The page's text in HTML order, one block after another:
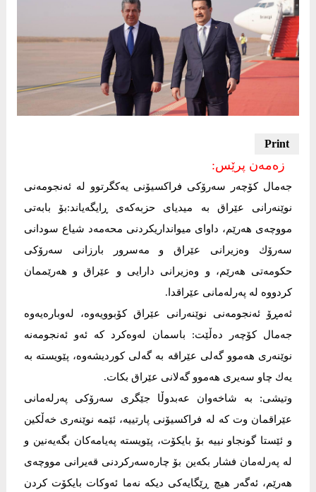
زەمەن پرێس:
جەمال کۆچەر سه‌رۆكى فراكسیۆنى یه‌كگرتوو له‌ ئه‌نجومه‌نى
نوێنه‌رانى عێراق بە میدیای حزبەکەی ڕایگه‌یاند:بۆ بابه‌تى
مووچه‌ى هه‌رێم، داواى میوانداریكردنى محەمەد شیاع سودانی
سه‌رۆك وه‌زیرانى عێراق و مەسرور بارزانی سەرۆکی
حکومەتی هه‌رێم، و وه‌زیرانى دارایى و عێراق و هه‌رێممان
كردووه‌ له‌ په‌رله‌مانى عێراقدا.
ئه‌مڕۆ ئه‌نجومه‌نى نوێنه‌رانى عێراق كۆبوویه‌وه‌، لەوبارەیەوە
جەمال کۆچەر دەڵێت: باسمان له‌وه‌كرد كه‌ ئه‌و ئه‌نجومه‌نه‌
نوێنه‌رى هه‌موو گه‌لى عێراقه‌ به‌ گه‌لى كوردیشه‌وه‌، پێویسته‌ به‌
یه‌ك چاو سه‌یرى هه‌موو گه‌لانى عێراق بكات.
وتیشی: به‌ شاخەوان عەبدوڵا جێگرى سه‌رۆكى په‌رله‌مانى
عێراقمان وت كه‌ له‌ فراكسیۆنى پارتییه‌، ئێمه‌ نوێنه‌رى خه‌ڵكین
و ئێستا گونجاو نییه‌ بۆ بایكۆت، پێویسته‌ په‌یامه‌كان بگه‌یه‌نین و
له‌ په‌رله‌مان فشار بكه‌ین بۆ چاره‌سه‌ركردنى قه‌یرانى مووچه‌ى
هه‌رێم، ئه‌گه‌ر هیچ ڕێگایه‌كى دیكه‌ نه‌ما ئه‌وكات بایكۆت كردن